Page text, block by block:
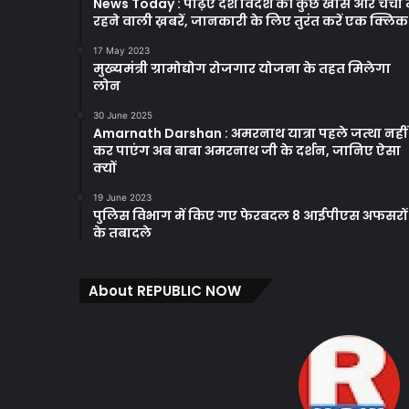
रहने वाली ख़बरें, जानकारी के लिए तुरंत करें एक
17 May 2023
मुख्यमंत्री ग्रामोद्योग रोजगार योजना के तहत मिलेगा
लोन
30 June 2025
Amarnath Darshan : अमरनाथ यात्रा पहले जत्था नहीं
कर पाएंग अब बाबा अमरनाथ जी के दर्शन, जानिए ऐसा
क्यों
19 June 2023
पुलिस विभाग में किए गए फेरबदल 8 आईपीएस अफसरों
के तबादले
About REPUBLIC NOW